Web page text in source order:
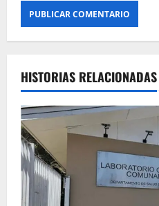
HISTORIAS RELACIONADAS